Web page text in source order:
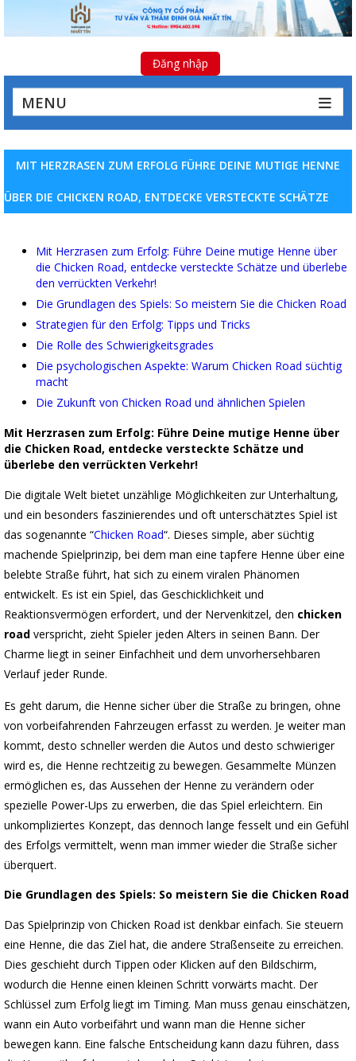
Đăng nhập
MENU
MIT HERZRASEN ZUM ERFOLG FÜHRE DEINE MUTIGE HENNE
ÜBER DIE CHICKEN ROAD, ENTDECKE VERSTECKTE SCHÄTZE
Mit Herzrasen zum Erfolg: Führe Deine mutige Henne über
die Chicken Road, entdecke versteckte Schätze und überlebe
den verrückten Verkehr!
Die Grundlagen des Spiels: So meistern Sie die Chicken Road
Strategien für den Erfolg: Tipps und Tricks
Die Rolle des Schwierigkeitsgrades
Die psychologischen Aspekte: Warum Chicken Road süchtig
macht
Die Zukunft von Chicken Road und ähnlichen Spielen
Mit Herzrasen zum Erfolg: Führe Deine mutige Henne über
die Chicken Road, entdecke versteckte Schätze und
überlebe den verrückten Verkehr!
Die digitale Welt bietet unzählige Möglichkeiten zur Unterhaltung,
und ein besonders faszinierendes und oft unterschätztes Spiel ist
das sogenannte “Chicken Road“. Dieses simple, aber süchtig
machende Spielprinzip, bei dem man eine tapfere Henne über eine
belebte Straße führt, hat sich zu einem viralen Phänomen
entwickelt. Es ist ein Spiel, das Geschicklichkeit und
Reaktionsvermögen erfordert, und der Nervenkitzel, den chicken
road verspricht, zieht Spieler jeden Alters in seinen Bann. Der
Charme liegt in seiner Einfachheit und dem unvorhersehbaren
Verlauf jeder Runde.
Es geht darum, die Henne sicher über die Straße zu bringen, ohne
von vorbeifahrenden Fahrzeugen erfasst zu werden. Je weiter man
kommt, desto schneller werden die Autos und desto schwieriger
wird es, die Henne rechtzeitig zu bewegen. Gesammelte Münzen
ermöglichen es, das Aussehen der Henne zu verändern oder
spezielle Power-Ups zu erwerben, die das Spiel erleichtern. Ein
unkompliziertes Konzept, das dennoch lange fesselt und ein Gefühl
des Erfolgs vermittelt, wenn man immer wieder die Straße sicher
überquert.
Die Grundlagen des Spiels: So meistern Sie die Chicken Road
Das Spielprinzip von Chicken Road ist denkbar einfach. Sie steuern
eine Henne, die das Ziel hat, die andere Straßenseite zu erreichen.
Dies geschieht durch Tippen oder Klicken auf den Bildschirm,
wodurch die Henne einen kleinen Schritt vorwärts macht. Der
Schlüssel zum Erfolg liegt im Timing. Man muss genau einschätzen,
wann ein Auto vorbeifährt und wann man die Henne sicher
bewegen kann. Eine falsche Entscheidung kann dazu führen, dass